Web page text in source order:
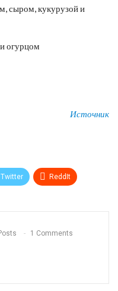
сыром, кукурузой и
Источник
Twitter ReddIt
1 Comments